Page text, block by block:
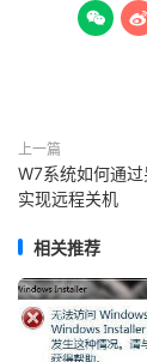
 
上一篇
W7系统如何通
实现远程关机
相关推荐